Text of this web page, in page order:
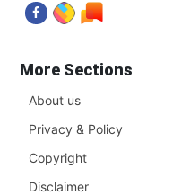
More Sections
About us
Privacy & Policy
Copyright
Disclaimer